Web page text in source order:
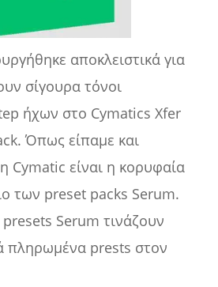
αποκλειστικά για
σίγουρα τόνοι
ήχων στο Cymatics Xfer
Όπως είπαμε και
Cymatic είναι η κορυφαία
των preset packs Serum.
Serum τινάζουν
πληρωμένα prests στον